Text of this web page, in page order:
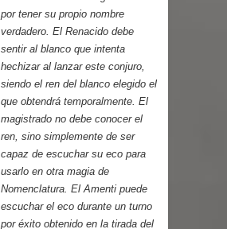
por tener su propio nombre
verdadero. El Renacido debe
sentir al blanco que intenta
hechizar al lanzar este conjuro,
siendo el ren del blanco elegido el
que obtendrá temporalmente. El
magistrado no debe conocer el
ren, sino simplemente de ser
capaz de escuchar su eco para
usarlo en otra magia de
Nomenclatura. El Amenti puede
escuchar el eco durante un turno
por éxito obtenido en la tirada del